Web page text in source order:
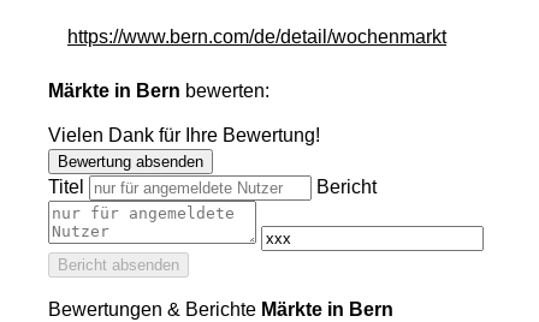
https://www.bern.com/de/detail/wochenmarkt
Märkte in Bern bewerten:
Vielen Dank für Ihre Bewertung!
Bewertung absenden
Titel Bericht
Bericht absenden
Bewertungen & Berichte Märkte in Bern